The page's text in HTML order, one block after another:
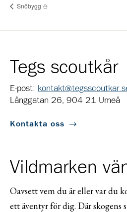
Snöbygg ⛄
Tegs scoutkår
E-post:
Långgatan 26, 904 21 Umeå
Kontakta oss
Vildmarken
Oavsett vem du är eller var du
ett äventyr för dig. Där skogens